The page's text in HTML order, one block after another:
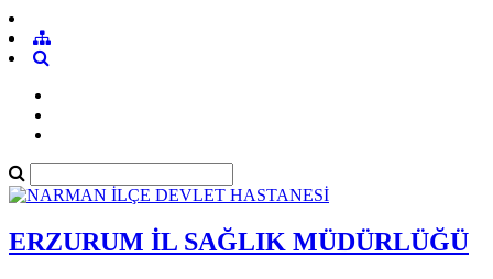
ERZURUM İL SAĞLIK MÜDÜRLÜĞÜ